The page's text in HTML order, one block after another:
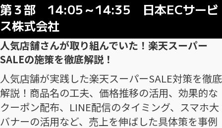
第３部 14:05～14:35 日本ECサービ
ス株式会社
人気店舗さんが取り組んでいた！楽天スーパー
SALEの施策を徹底解説！
人気店舗が実践した楽天スーパーSALE対策を徹底
解説！商品名の工夫、価格推移の活用、効果的な
クーポン配布、LINE配信のタイミング、スマホ大
バナーの活用など、売上を伸ばした具体策を事例